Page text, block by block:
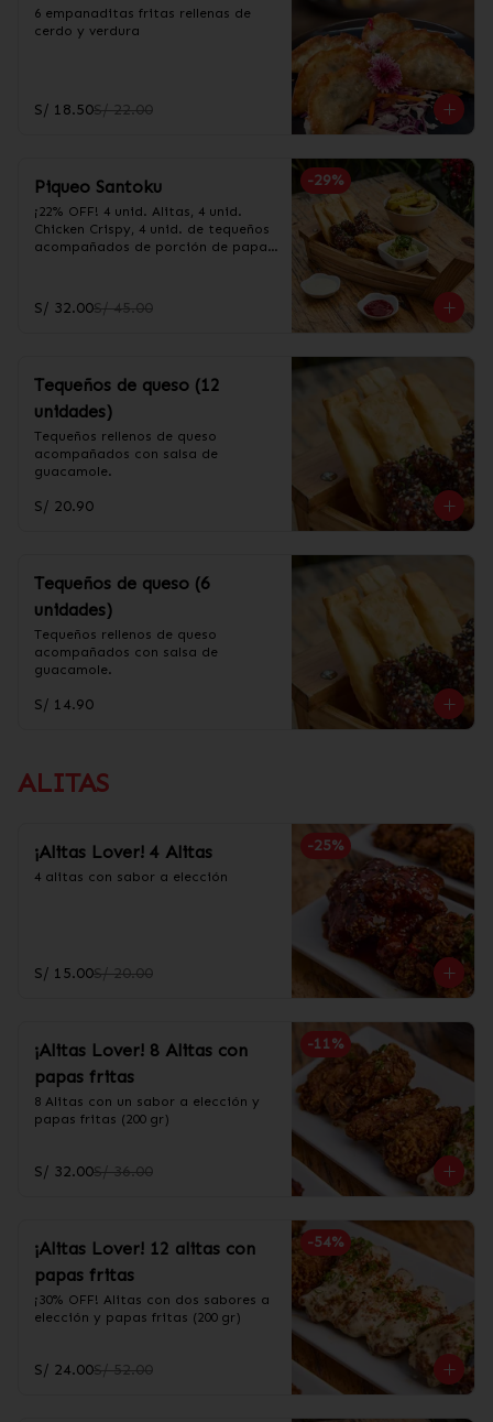
6 empanaditas fritas rellenas de
cerdo y verdura
S/ 18.50S/ 22.00
-29%
Piqueo Santoku
¡22% OFF! 4 unid. Alitas, 4 unid.
Chicken Crispy, 4 unid. de tequeños
acompañados de porción de papas
S/ 32.00S/ 45.00
Tequeños de queso (12
unidades)
Tequeños rellenos de queso
acompañados con salsa de
guacamole.
S/ 20.90
Tequeños de queso (6
unidades)
Tequeños rellenos de queso
acompañados con salsa de
guacamole.
S/ 14.90
ALITAS
-25%
¡Alitas Lover! 4 Alitas
4 alitas con sabor a elección
S/ 15.00S/ 20.00
-11%
¡Alitas Lover! 8 Alitas con
papas fritas
8 Alitas con un sabor a elección y
papas fritas (200 gr)
S/ 32.00S/ 36.00
-54%
¡Alitas Lover! 12 alitas con
papas fritas
¡30% OFF! Alitas con dos sabores a
elección y papas fritas (200 gr)
S/ 24.00S/ 52.00